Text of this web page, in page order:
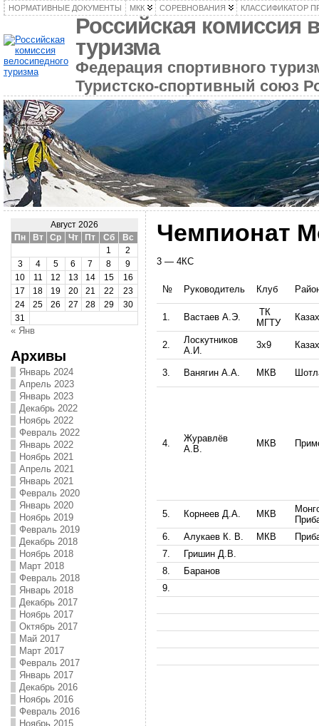
НОРМАТИВНЫЕ ДОКУМЕНТЫ МКК СОРЕВНОВАНИЯ КЛАССИФИКАТОР
Российская комиссия
туризма
Федерация спортивного
Туристско-спортивный союз
Август 2026
Пн
Вт Ср Чт Пт Сб
Вс
1
2
3
4 5 6 7 8
9
10
11 12 13 14 15
16
17
18 19 20 21 22
23
24
25 26 27 28 29
30
31
« Янв
Архивы
Январь 2024
Апрель 2023
Январь 2023
Декабрь 2022
Ноябрь 2022
Февраль 2022
Январь 2022
Ноябрь 2021
Апрель 2021
Январь 2021
Февраль 2020
Январь 2020
Ноябрь 2019
Февраль 2019
Декабрь 2018
Ноябрь 2018
Март 2018
Февраль 2018
Январь 2018
Декабрь 2017
Ноябрь 2017
Октябрь 2017
Май 2017
Март 2017
Февраль 2017
Январь 2017
Декабрь 2016
Ноябрь 2016
Февраль 2016
Ноябрь 2015
Чемпионат
3 — 4КС
№ Руководитель Клуб
1. Вастаев А.Э.
ТК
МГТУ
2.
Лоскутников
А.И.
3х9
3. Ванягин А.А. МКВ
4.
Журавлёв
А.В.
МКВ
5. Корнеев Д.А. МКВ
6.
Алукаев К. В. МКВ
7.
Гришин Д.В.
8.
Баранов
9.